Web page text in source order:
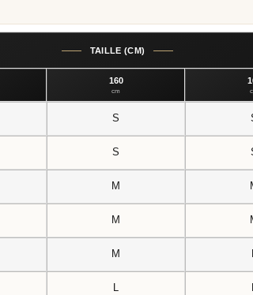
TAILLE (CM)
160
cm
S
S
M
M
M
L